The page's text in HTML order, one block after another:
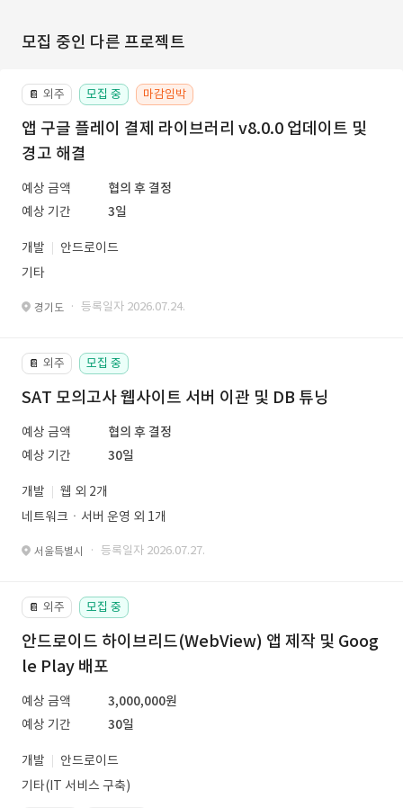
모집 중인 다른 프로젝트
📔 외주 모집 중 마감임박
앱 구글 플레이 결제 라이브러리 v8.0.0 업데이트 및
경고 해결
예상 금액
협의 후 결정
예상 기간
3일
개발
안드로이드
기타
경기도 · 등록일자 2026.07.24.
📔 외주 모집 중
SAT 모의고사 웹사이트 서버 이관 및 DB 튜닝
예상 금액
협의 후 결정
예상 기간
30일
개발
웹 외 2개
네트워크ㆍ서버 운영 외 1개
서울특별시 · 등록일자 2026.07.27.
📔 외주 모집 중
안드로이드 하이브리드(WebView) 앱 제작 및 Goog
le Play 배포
예상 금액
3,000,000원
예상 기간
30일
개발
안드로이드
기타(IT 서비스 구축)